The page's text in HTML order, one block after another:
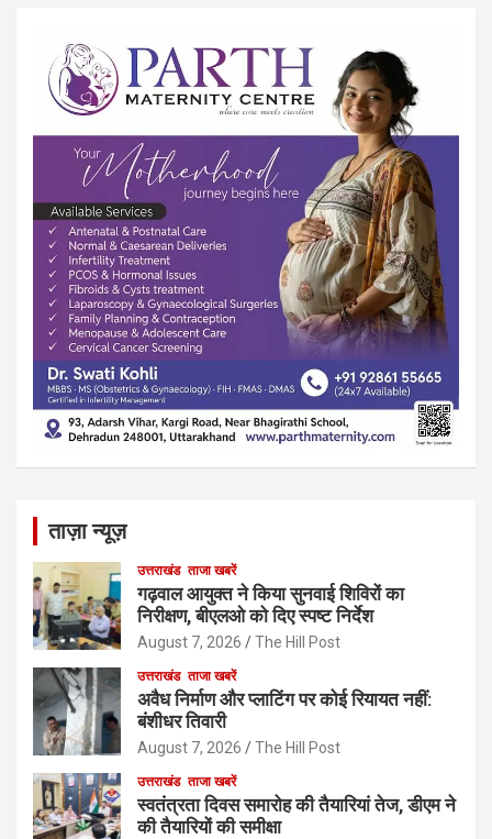
ताज़ा न्यूज़
उत्तराखंड ताजा खबरें
गढ़वाल आयुक्त ने किया सुनवाई शिविरों का
निरीक्षण, बीएलओ को दिए स्पष्ट निर्देश
August 7, 2026 The Hill Post
उत्तराखंड ताजा खबरें
अवैध निर्माण और प्लाटिंग पर कोई रियायत नहीं:
बंशीधर तिवारी
August 7, 2026 The Hill Post
उत्तराखंड ताजा खबरें
स्वतंत्रता दिवस समारोह की तैयारियां तेज, डीएम ने
की तैयारियों की समीक्षा